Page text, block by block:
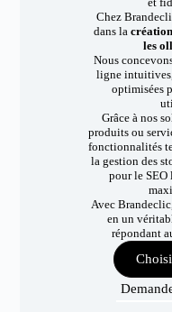
Chez
dans la
les
Nous
ligne
optimisées
Grâce à nos
produits ou
fonctionnalités
la gestion des
pour le SEO
Avec
en un
répondant